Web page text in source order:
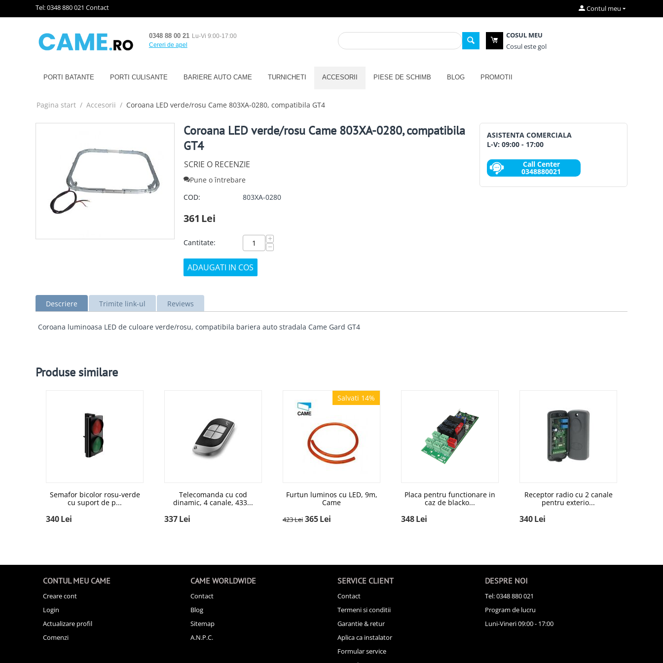
Tel: 0348 880 021 Contact Contul meu
0348 88 00 21 Lu-Vi 9:00-17:00
Cereri de apel
COSUL MEU
Cosul este gol
PORTI BATANTE PORTI CULISANTE BARIERE AUTO CAME TURNICHETI ACCESORII PIESE DE SCHIMB BLOG PROMOTII
Pagina start / Accesorii / Coroana LED verde/rosu Came 803XA-0280, compatibila GT4
Coroana LED verde/rosu Came 803XA-0280, compatibila
GT4
SCRIE O RECENZIE
Pune o întrebare
COD:
803XA-0280
361 Lei
Cantitate: +
−
ADAUGATI IN COS
ASISTENTA COMERCIALA
L-V: 09:00 - 17:00
Call Center
0348880021
Descriere Trimite link-ul Reviews
Coroana luminoasa LED de culoare verde/rosu, compatibila bariera auto stradala Came Gard GT4
Produse similare
Semafor bicolor rosu-verde
cu suport de p...
340Lei
Telecomanda cu cod
dinamic, 4 canale, 433...
337Lei
Salvati 14%
Furtun luminos cu LED, 9m,
Came
423Lei 365Lei
Placa pentru functionare in
caz de blacko...
348Lei
Receptor radio cu 2 canale
pentru exterio...
340Lei
CONTUL MEU CAME
Creare cont
Login
Actualizare profil
Comenzi
CAME WORLDWIDE
Contact
Blog
Sitemap
A.N.P.C.
SERVICE CLIENT
Contact
Termeni si conditii
Garantie & retur
Aplica ca instalator
Formular service
DESPRE NOI
Tel: 0348 880 021
Program de lucru
Luni-Vineri 09:00 - 17:00